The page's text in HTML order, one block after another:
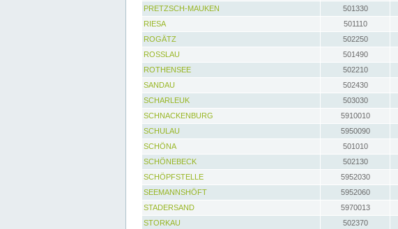
PRETZSCH-MAUKEN
501330
RIESA
501110
ROGÄTZ
502250
ROSSLAU
501490
ROTHENSEE
502210
SANDAU
502430
SCHARLEUK
503030
SCHNACKENBURG
5910010
SCHULAU
5950090
SCHÖNA
501010
SCHÖNEBECK
502130
SCHÖPFSTELLE
5952030
SEEMANNSHÖFT
5952060
STADERSAND
5970013
STORKAU
502370